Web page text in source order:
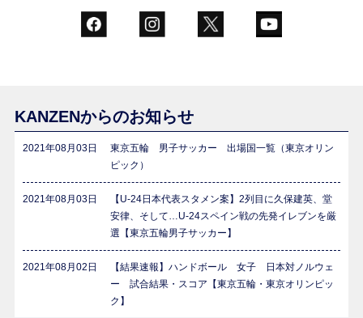
KANZENからのお知らせ
2021年08月03日
東京五輪 男子サッカー 出場国一覧（東京オリン
ピック）
2021年08月03日
【U-24日本代表スタメン案】2列目に久保建英、堂
安律、そして…U-24スペイン戦の先発イレブンを厳
選【東京五輪男子サッカー】
2021年08月02日
【結果速報】ハンドボール 女子 日本対ノルウェ
ー 試合結果・スコア【東京五輪・東京オリンピッ
ク】